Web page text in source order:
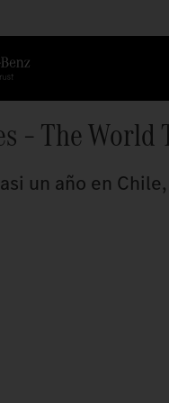
– The World
un año en